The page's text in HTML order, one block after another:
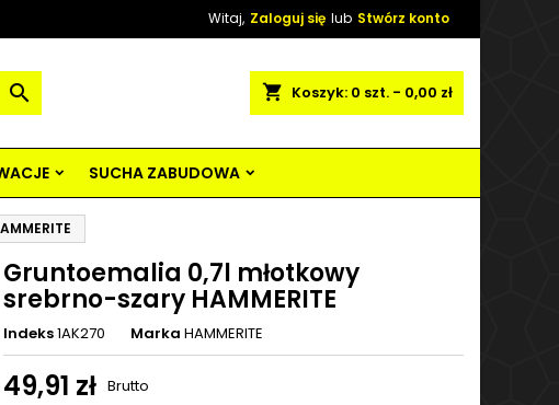
Witaj, Zaloguj się lub Stwórz konto
shopping_cart Koszyk: 0 szt. - 0,00 zł

SUCHA ZABUDOWA
Gruntoemalia 0,7l młotkowy
srebrno-szary HAMMERITE
Indeks1AK270 Marka HAMMERITE
49,91 zł Brutto